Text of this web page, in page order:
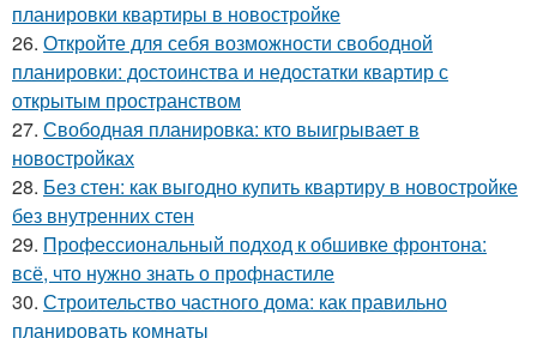
планировки квартиры в новостройке
26. Откройте для себя возможности свободной
планировки: достоинства и недостатки квартир с
открытым пространством
27. Свободная планировка: кто выигрывает в
новостройках
28. Без стен: как выгодно купить квартиру в новостройке
без внутренних стен
29. Профессиональный подход к обшивке фронтона:
всё, что нужно знать о профнастиле
30. Строительство частного дома: как правильно
планировать комнаты